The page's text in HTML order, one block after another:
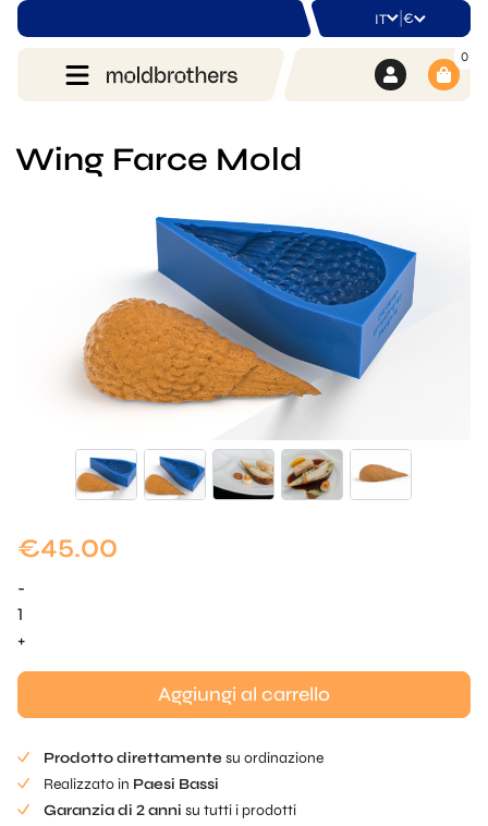
IT | €
0
Wing Farce Mold
€45.00
-
Ala
Farce
+
Aggiungi al carrello
Prodotto direttamentesu ordinazione
Realizzato in Paesi Bassi
Garanzia di 2 anni su tutti i prodotti